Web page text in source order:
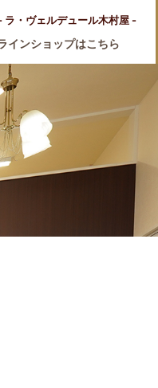
ラ・ヴェルデュール木村屋 -
インショップはこちら